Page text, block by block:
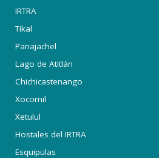
IRTRA
Tikal
Panajachel
Lago de Atitlán
Chichicastenango
Xocomil
Xetulul
Hostales del IRTRA
Esquipulas